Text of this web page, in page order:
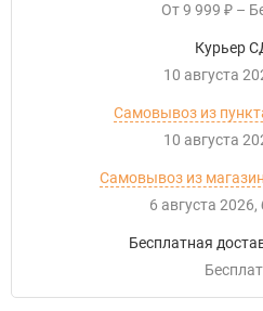
От 9 999 ₽ –
Курьер
10 августа
Самовывоз из
10 августа
Самовывоз из
6 августа 2026
Бесплатная